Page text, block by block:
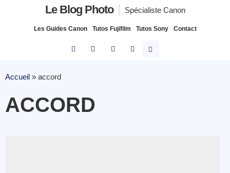
Le Blog Photo Spécialiste Canon
Les Guides Canon Tutos Fujifilm Tutos Sony Contact
Accueil » accord
ACCORD